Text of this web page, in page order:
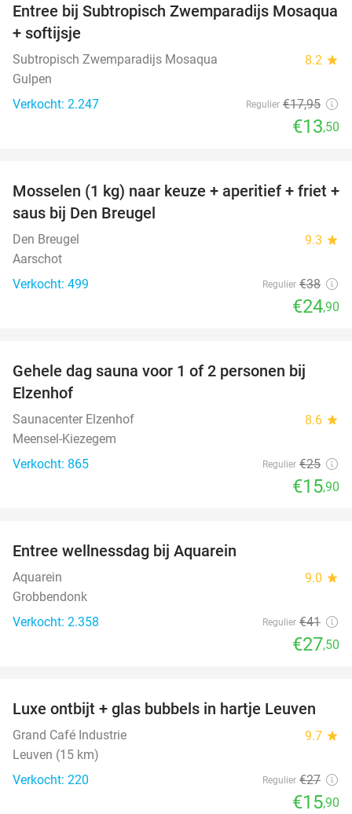
25%
Entree bij Subtropisch Zwemparadijs Mosaqua
+ softijsje
Subtropisch Zwemparadijs Mosaqua 8.2 star
Gulpen
Verkocht: 2.247
Regulier €17,95
€13,50
34%
Mosselen (1 kg) naar keuze + aperitief + friet +
saus bij Den Breugel
Den Breugel 9.3 star
Aarschot
Verkocht: 499
Regulier €38
€24,90
36%
Gehele dag sauna voor 1 of 2 personen bij
Elzenhof
Saunacenter Elzenhof 8.6 star
Meensel-Kiezegem
Verkocht: 865
Regulier €25
€15,90
Entree wellnessdag bij Aquarein
Aquarein 9.0 star
Grobbendonk
Verkocht: 2.358
Regulier €41
€27,50
41%
Luxe ontbijt + glas bubbels in hartje Leuven
Grand Café Industrie 9.7 star
Leuven (15 km)
Verkocht: 220
Regulier €27
€15,90